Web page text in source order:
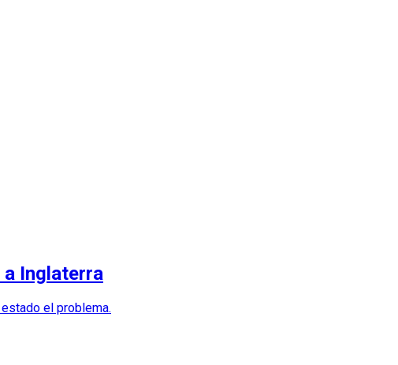
Inglaterra
el problema.